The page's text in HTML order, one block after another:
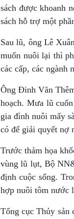
sách được khoanh
sách hỗ trợ một
Sau lũ, ông Lê
muốn nuôi lại thì
các cấp, các ngành
Ông Đinh Văn
hoạch. Mưa lũ
gia đình nuôi mấy
có để giải quyết nợ
Trước thảm họa
vùng lũ lụt, Bộ
định cuộc sống.
hợp nuôi tôm nước
Tổng cục Thủy sản